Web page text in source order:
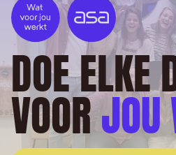
DOE ELKE
VOORJOU